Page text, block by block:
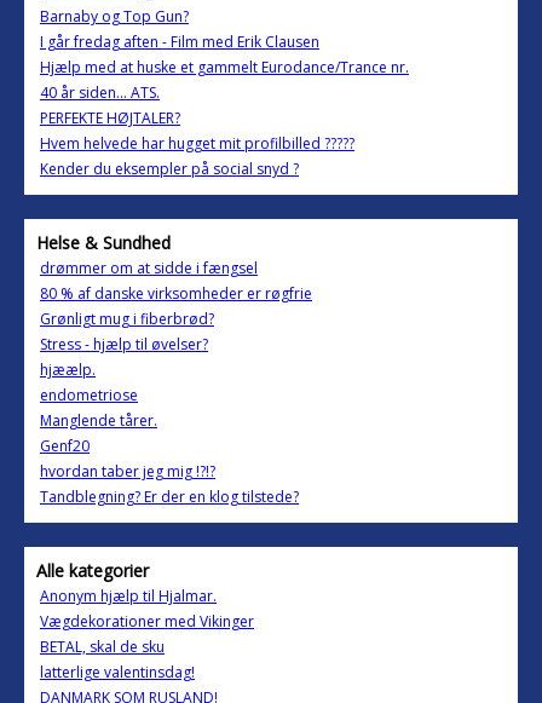
Barnaby og Top Gun?
I går fredag aften - Film med Erik Clausen
Hjælp med at huske et gammelt Eurodance/Trance nr.
40 år siden... ATS.
PERFEKTE HØJTALER?
Hvem helvede har hugget mit profilbilled ?????
Kender du eksempler på social snyd ?
Helse & Sundhed
drømmer om at sidde i fængsel
80 % af danske virksomheder er røgfrie
Grønligt mug i fiberbrød?
Stress - hjælp til øvelser?
hjæælp.
endometriose
Manglende tårer.
Genf20
hvordan taber jeg mig !?!?
Tandblegning? Er der en klog tilstede?
Alle kategorier
Anonym hjælp til Hjalmar.
Vægdekorationer med Vikinger
BETAL, skal de sku
latterlige valentinsdag!
DANMARK SOM RUSLAND!